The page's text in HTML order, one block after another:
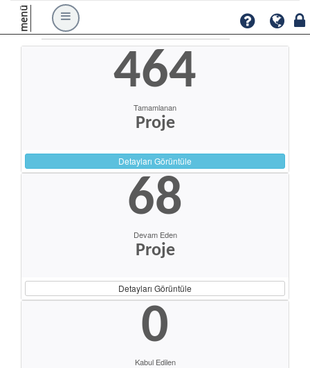
menü
464
Tamamlanan
Proje
Detayları Görüntüle
68
Devam Eden
Proje
Detayları Görüntüle
0
Kabul Edilen